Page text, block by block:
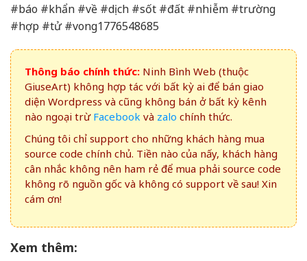
#báo #khẩn #về #dịch #sốt #đất #nhiễm #trường
#hợp #tử #vong1776548685
Thông báo chính thức: Ninh Bình Web (thuộc
GiuseArt) không hợp tác với bất kỳ ai để bán giao
diện Wordpress và cũng không bán ở bất kỳ kênh
nào ngoại trừ Facebook và zalo chính thức.
Chúng tôi chỉ support cho những khách hàng mua
source code chính chủ. Tiền nào của nấy, khách hàng
cân nhắc không nên ham rẻ để mua phải source code
không rõ nguồn gốc và không có support về sau! Xin
cám ơn!
Xem thêm: